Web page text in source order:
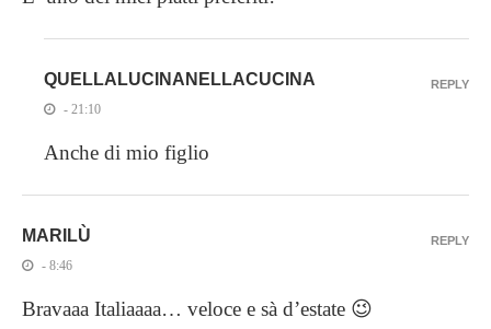
QUELLALUCINANELLACUCINA
- 21:10
Anche di mio figlio
REPLY
MARILÙ
- 8:46
Bravaaa Italiaaaa… veloce e sà d’estate 😉
REPLY